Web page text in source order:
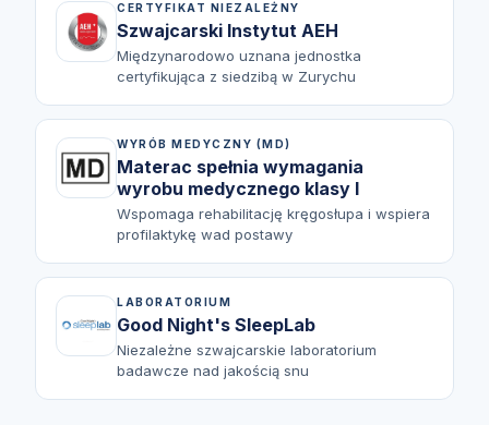
CERTYFIKAT NIEZALEŻNY
Szwajcarski Instytut AEH
Międzynarodowo uznana jednostka
certyfikująca z siedzibą w Zurychu
WYRÓB MEDYCZNY (MD)
Materac spełnia wymagania
wyrobu medycznego klasy I
Wspomaga rehabilitację kręgosłupa i wspiera
profilaktykę wad postawy
LABORATORIUM
Good Night's SleepLab
Niezależne szwajcarskie laboratorium
badawcze nad jakością snu